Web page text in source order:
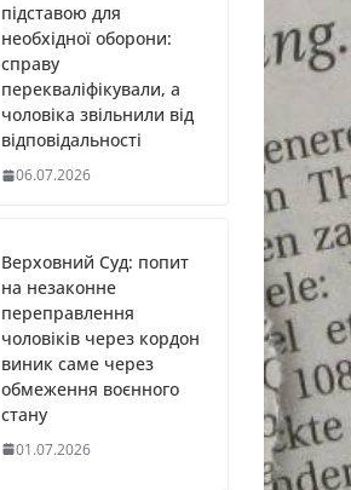
підставою для
необхідної оборони:
справу
перекваліфікували, а
чоловіка звільнили від
відповідальності
06.07.2026
Верховний Суд: попит
на незаконне
переправлення
чоловіків через кордон
виник саме через
обмеження воєнного
стану
01.07.2026